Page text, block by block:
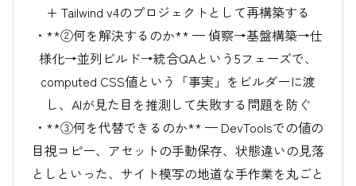
+ Tailwind v4のプロジェクトとして再構築する
・**②何を解決するのか** — 偵察→基盤構築→仕
様化→並列ビルド→統合QAという5フェーズで、
computed CSS値という「事実」をビルダーに渡
し、AIが見た目を推測して失敗する問題を防ぐ
・**③何を代替できるのか** — DevToolsでの値の
目視コピー、アセットの手動保存、状態違いの見落
としといった、サイト模写の地道な手作業を丸ごと